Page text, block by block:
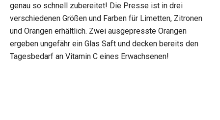
genau so schnell zubereitet! Die Presse ist in drei
verschiedenen Größen und Farben für Limetten, Zitronen
und Orangen erhältlich. Zwei ausgepresste Orangen
ergeben ungefähr ein Glas Saft und decken bereits den
Tagesbedarf an Vitamin C eines Erwachsenen!